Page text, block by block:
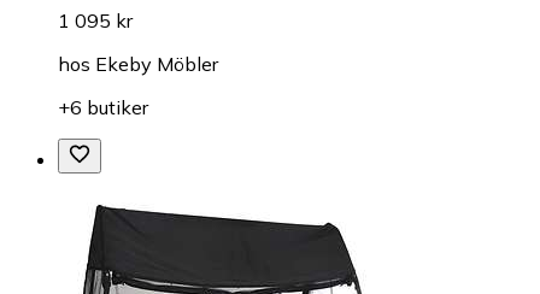
1 095 kr
hos Ekeby Möbler
+6 butiker